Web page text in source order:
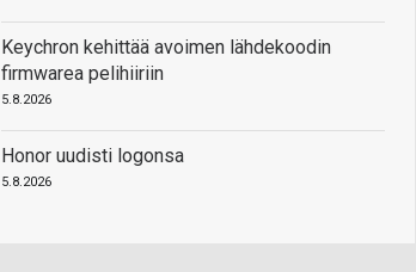
Keychron kehittää avoimen lähdekoodin
firmwarea pelihiiriin
5.8.2026
Honor uudisti logonsa
5.8.2026